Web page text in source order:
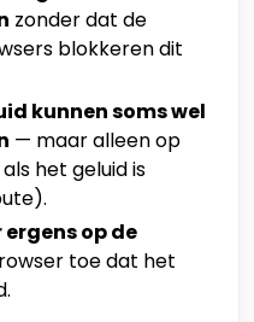
zonder dat de
blokkeren dit
kunnen soms wel
— maar alleen op
het geluid is
op de
toe dat het